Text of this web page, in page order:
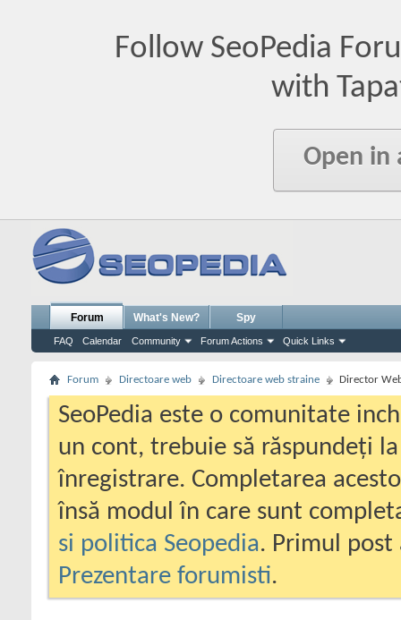
Follow SeoPedia
with
Open in
Forum
FAQ Calendar Community Forum Actions Quick Links
What's New? Spy
Forum Directoare web Directoare web straine Director
SeoPedia este o comunitate
un cont, trebuie să răspundeți
înregistrare. Completarea
însă modul în care sunt
si politica Seopedia. Primul
Prezentare forumisti.